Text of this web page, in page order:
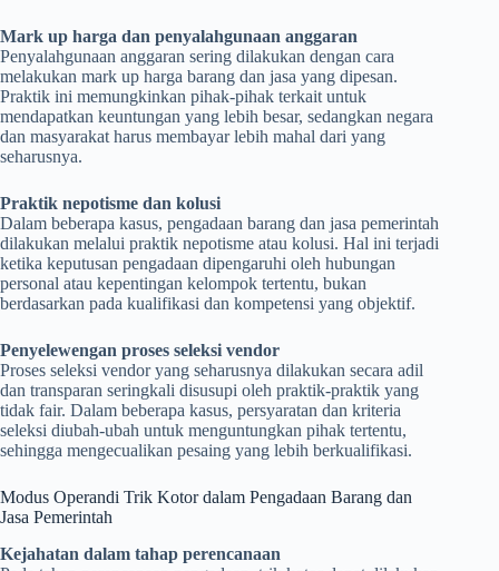
Mark up harga dan penyalahgunaan anggaran
Penyalahgunaan anggaran sering dilakukan dengan cara
melakukan mark up harga barang dan jasa yang dipesan.
Praktik ini memungkinkan pihak-pihak terkait untuk
mendapatkan keuntungan yang lebih besar, sedangkan negara
dan masyarakat harus membayar lebih mahal dari yang
seharusnya.
Praktik nepotisme dan kolusi
Dalam beberapa kasus, pengadaan barang dan jasa pemerintah
dilakukan melalui praktik nepotisme atau kolusi. Hal ini terjadi
ketika keputusan pengadaan dipengaruhi oleh hubungan
personal atau kepentingan kelompok tertentu, bukan
berdasarkan pada kualifikasi dan kompetensi yang objektif.
Penyelewengan proses seleksi vendor
Proses seleksi vendor yang seharusnya dilakukan secara adil
dan transparan seringkali disusupi oleh praktik-praktik yang
tidak fair. Dalam beberapa kasus, persyaratan dan kriteria
seleksi diubah-ubah untuk menguntungkan pihak tertentu,
sehingga mengecualikan pesaing yang lebih berkualifikasi.
Modus Operandi Trik Kotor dalam Pengadaan Barang dan
Jasa Pemerintah
Kejahatan dalam tahap perencanaan